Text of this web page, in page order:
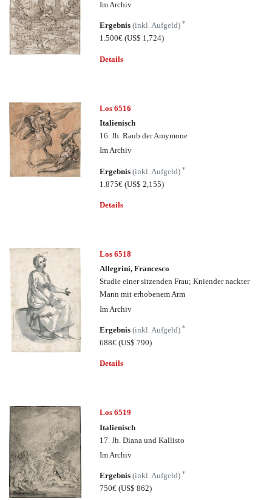
Im Archiv
Ergebnis(inkl. Aufgeld)*
1.500€(US$ 1,724)
Details
Los 6516
Italienisch
16. Jh. Raub der Amymone
Im Archiv
Ergebnis(inkl. Aufgeld)*
1.875€(US$ 2,155)
Details
Los 6518
Allegrini, Francesco
Studie einer sitzenden Frau; Kniender nackter
Mann mit erhobenem Arm
Im Archiv
Ergebnis(inkl. Aufgeld)*
688€(US$ 790)
Details
Los 6519
Italienisch
17. Jh. Diana und Kallisto
Im Archiv
Ergebnis(inkl. Aufgeld)*
750€(US$ 862)